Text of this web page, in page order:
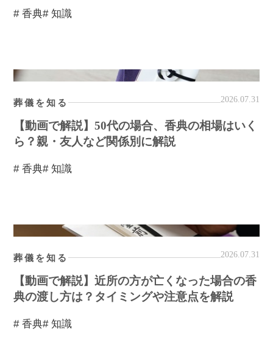
# 香典# 知識
葬儀を知る 2026.07.31
【動画で解説】50代の場合、香典の相場はいく
ら？親・友人など関係別に解説
# 香典# 知識
葬儀を知る 2026.07.31
【動画で解説】近所の方が亡くなった場合の香
典の渡し方は？タイミングや注意点を解説
# 香典# 知識